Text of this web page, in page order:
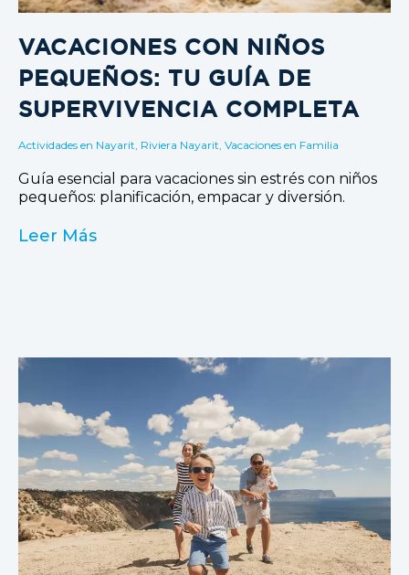
VACACIONES CON NIÑOS
PEQUEÑOS: TU GUÍA DE
SUPERVIVENCIA COMPLETA
Actividades en Nayarit, Riviera Nayarit, Vacaciones en Familia
Guía esencial para vacaciones sin estrés con niños
pequeños: planificación, empacar y diversión.
Leer Más